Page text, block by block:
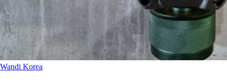
Wandi Korea